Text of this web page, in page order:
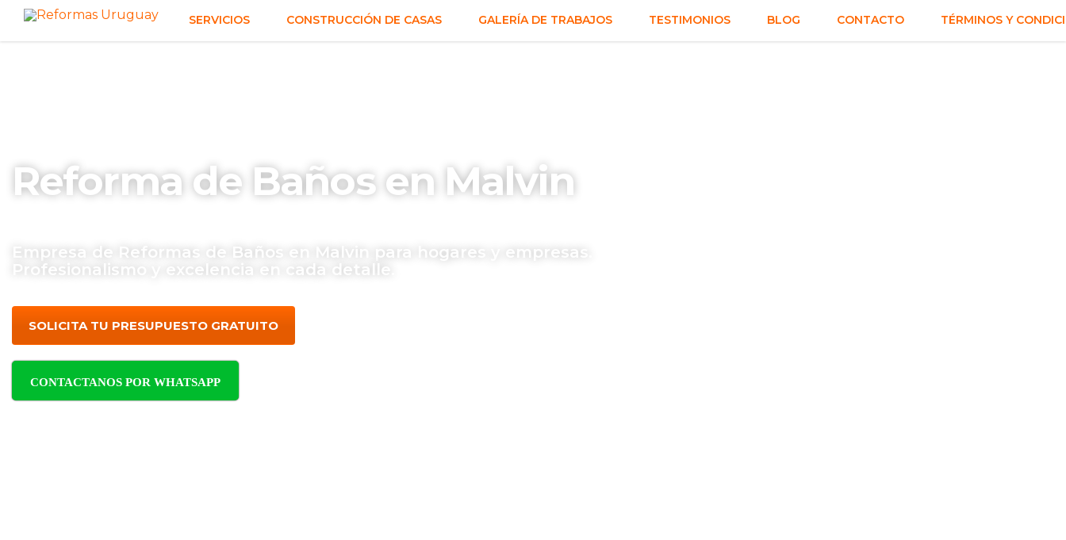
SERVICIOS CONSTRUCCIÓN DE CASAS GALERÍA DE TRABAJOS TESTIMONIOS BLOG CONTACTO TÉRMINOS Y
Reforma de Baños en Malvin
Empresa de Reformas de Baños en Malvin para hogares y empresas.
Profesionalismo y excelencia en cada detalle.
SOLICITA TU PRESUPUESTO GRATUITO
CONTACTANOS POR WHATSAPP